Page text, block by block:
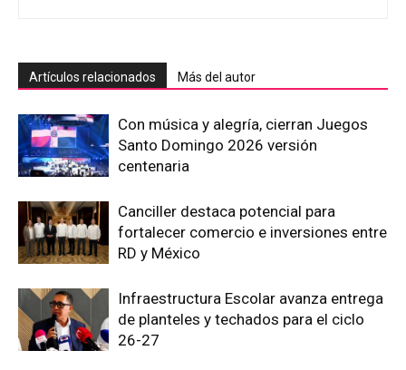
Artículos relacionados Más del autor
Con música y alegría, cierran Juegos
Santo Domingo 2026 versión
centenaria
Canciller destaca potencial para
fortalecer comercio e inversiones entre
RD y México
Infraestructura Escolar avanza entrega
de planteles y techados para el ciclo
26-27